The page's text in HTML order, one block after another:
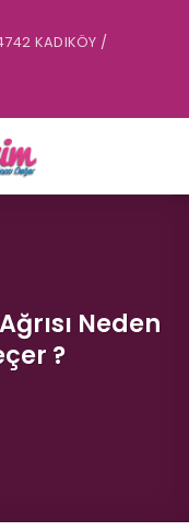
KADIKÖY /
Neden
?